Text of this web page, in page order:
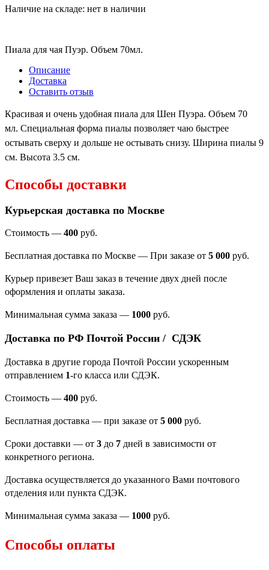
Наличие на складе: нет в наличии
Пиала для чая Пуэр. Объем 70мл.
Описание
Доставка
Оставить отзыв
Красивая и очень удобная пиала для Шен Пуэра. Объем 70
мл. Специальная форма пиалы позволяет чаю быстрее
остывать сверху и дольше не остывать снизу. Ширина пиалы 9
см. Высота 3.5 см.
Способы доставки
Курьерская доставка по Москве
Стоимость — 400 руб.
Бесплатная доставка по Москве — При заказе от 5 000 руб.
Курьер привезет Ваш заказ в течение двух дней после
оформления и оплаты заказа.
Минимальная сумма заказа — 1000 руб.
Доставка по РФ Почтой России / СДЭК
Доставка в другие города Почтой России ускоренным
отправлением 1-го класса или СДЭК.
Стоимость — 400 руб.
Бесплатная доставка — при заказе от 5 000 руб.
Сроки доставки — от 3 до 7 дней в зависимости от
конкретного региона.
Доставка осуществляется до указанного Вами почтового
отделения или пункта СДЭК.
Минимальная сумма заказа — 1000 руб.
Способы оплаты